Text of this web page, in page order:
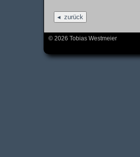
zurück
© 2026 Tobias Westmeier